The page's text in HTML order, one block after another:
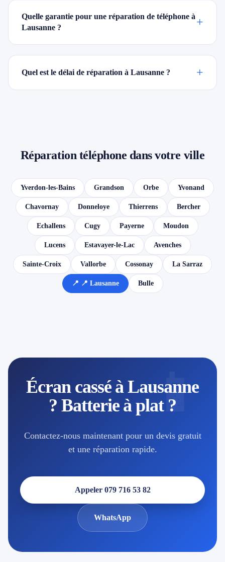
Quelle garantie pour une réparation de téléphone à
Lausanne ?
+
Quel est le délai de réparation à Lausanne ? +
Réparation téléphone dans votre ville
Yverdon-les-Bains Grandson Orbe Yvonand
Chavornay Donneloye Thierrens Bercher
Echallens Cugy Payerne Moudon
Lucens Estavayer-le-Lac Avenches
Sainte-Croix Vallorbe Cossonay La Sarraz
📍 📍 Lausanne Bulle
📱
Écran cassé à Lausanne
? Batterie à plat ?
Contactez-nous maintenant pour un devis gratuit
et une réparation rapide.
Appeler 079 716 53 82
WhatsApp